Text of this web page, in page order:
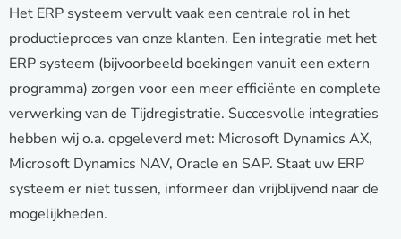
Het ERP systeem vervult vaak een centrale rol in het
productieproces van onze klanten. Een integratie met het
ERP systeem (bijvoorbeeld boekingen vanuit een extern
programma) zorgen voor een meer efficiënte en complete
verwerking van de Tijdregistratie. Succesvolle integraties
hebben wij o.a. opgeleverd met: Microsoft Dynamics AX,
Microsoft Dynamics NAV, Oracle en SAP. Staat uw ERP
systeem er niet tussen, informeer dan vrijblijvend naar de
mogelijkheden.